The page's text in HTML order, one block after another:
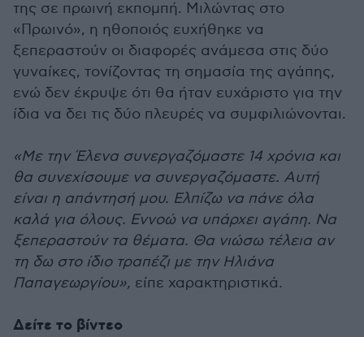
της σε πρωινή εκπομπή. Μιλώντας στο
«Πρωινό», η ηθοποιός ευχήθηκε να
ξεπεραστούν οι διαφορές ανάμεσα στις δύο
γυναίκες, τονίζοντας τη σημασία της αγάπης,
ενώ δεν έκρυψε ότι θα ήταν ευχάριστο για την
ίδια να δει τις δύο πλευρές να συμφιλιώνονται.
«Με την Έλενα συνεργαζόμαστε 14 χρόνια και
θα συνεχίσουμε να συνεργαζόμαστε. Αυτή
είναι η απάντησή μου. Ελπίζω να πάνε όλα
καλά για όλους. Εννοώ να υπάρχει αγάπη. Να
ξεπεραστούν τα θέματα. Θα νιώσω τέλεια αν
τη δω στο ίδιο τραπέζι με την Ηλιάνα
Παπαγεωργίου», είπε χαρακτηριστικά.
Δείτε το βίντεο